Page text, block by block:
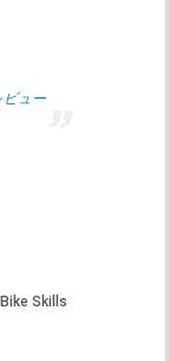
ビュー